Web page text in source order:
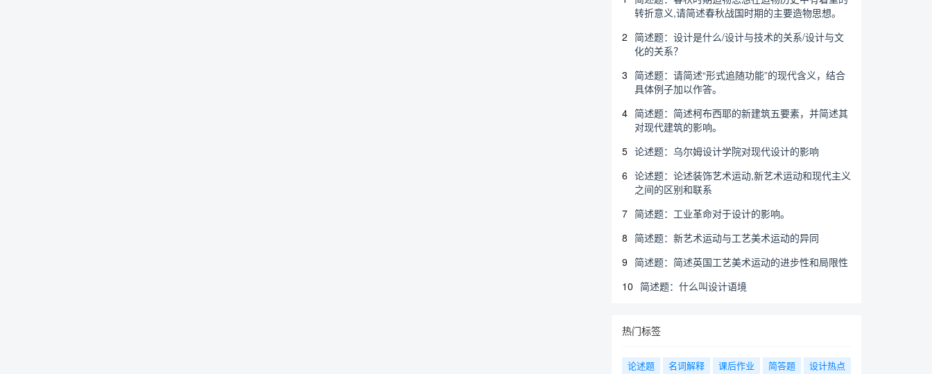
转折意义,请简述春秋战国时期的主要造物思想。
2 简述题：设计是什么/设计与技术的关系/设计与文
化的关系？
3 简述题：请简述“形式追随功能”的现代含义，结合
具体例子加以作答。
4 简述题：简述柯布西耶的新建筑五要素，并简述其
对现代建筑的影响。
5 论述题：乌尔姆设计学院对现代设计的影响
6 论述题：论述装饰艺术运动,新艺术运动和现代主义
之间的区别和联系
7 简述题：工业革命对于设计的影响。
8 简述题：新艺术运动与工艺美术运动的异同
9 简述题：简述英国工艺美术运动的进步性和局限性
10 简述题：什么叫设计语境
热门标签
论述题 名词解释 课后作业 简答题
设计热点